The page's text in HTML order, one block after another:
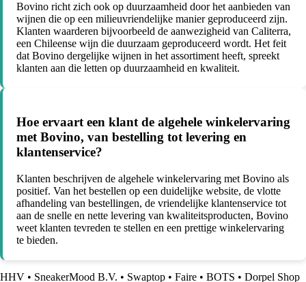
Bovino richt zich ook op duurzaamheid door het aanbieden van
wijnen die op een milieuvriendelijke manier geproduceerd zijn.
Klanten waarderen bijvoorbeeld de aanwezigheid van Caliterra,
een Chileense wijn die duurzaam geproduceerd wordt. Het feit
dat Bovino dergelijke wijnen in het assortiment heeft, spreekt
klanten aan die letten op duurzaamheid en kwaliteit.
Hoe ervaart een klant de algehele winkelervaring
met Bovino, van bestelling tot levering en
klantenservice?
Klanten beschrijven de algehele winkelervaring met Bovino als
positief. Van het bestellen op een duidelijke website, de vlotte
afhandeling van bestellingen, de vriendelijke klantenservice tot
aan de snelle en nette levering van kwaliteitsproducten, Bovino
weet klanten tevreden te stellen en een prettige winkelervaring
te bieden.
HHV • SneakerMood B.V. • Swaptop • Faire • BOTS • Dorpel Shop